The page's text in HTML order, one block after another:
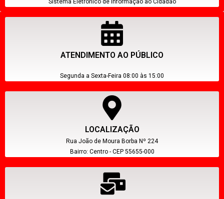
Sistema Eletrônico de Informação ao Cidadão
ATENDIMENTO AO PÚBLICO
Segunda a Sexta-Feira 08:00 às 15:00
LOCALIZAÇÃO
Rua João de Moura Borba Nº 224
Bairro: Centro - CEP 55655-000